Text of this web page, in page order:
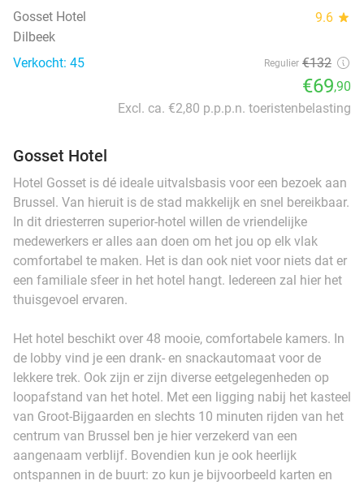
Gosset Hotel 9.6 star
Dilbeek
Verkocht: 45
Regulier €132
€69,90
Excl. ca. €2,80 p.p.p.n. toeristenbelasting
Gosset Hotel
Hotel Gosset is dé ideale uitvalsbasis voor een bezoek aan
Brussel. Van hieruit is de stad makkelijk en snel bereikbaar.
In dit driesterren superior-hotel willen de vriendelijke
medewerkers er alles aan doen om het jou op elk vlak
comfortabel te maken. Het is dan ook niet voor niets dat er
een familiale sfeer in het hotel hangt. Iedereen zal hier het
thuisgevoel ervaren.
Het hotel beschikt over 48 mooie, comfortabele kamers. In
de lobby vind je een drank- en snackautomaat voor de
lekkere trek. Ook zijn er zijn diverse eetgelegenheden op
loopafstand van het hotel. Met een ligging nabij het kasteel
van Groot-Bijgaarden en slechts 10 minuten rijden van het
centrum van Brussel ben je hier verzekerd van een
aangenaam verblijf. Bovendien kun je ook heerlijk
ontspannen in de buurt: zo kun je bijvoorbeeld karten en